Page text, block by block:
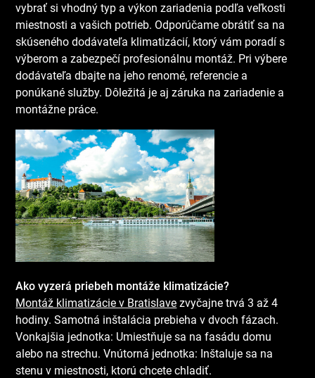
vybrať si vhodný typ a výkon zariadenia podľa veľkosti
miestnosti a vašich potrieb. Odporúčame obrátiť sa na
skúseného dodávateľa klimatizácií, ktorý vám poradí s
výberom a zabezpečí profesionálnu montáž. Pri výbere
dodávateľa dbajte na jeho renomé, referencie a
ponúkané služby. Dôležitá je aj záruka na zariadenie a
montážne práce.
Ako vyzerá priebeh montáže klimatizácie?
Montáž klimatizácie v Bratislave zvyčajne trvá 3 až 4
hodiny. Samotná inštalácia prebieha v dvoch fázach.
Vonkajšia jednotka: Umiestňuje sa na fasádu domu
alebo na strechu. Vnútorná jednotka: Inštaluje sa na
stenu v miestnosti, ktorú chcete chladiť.